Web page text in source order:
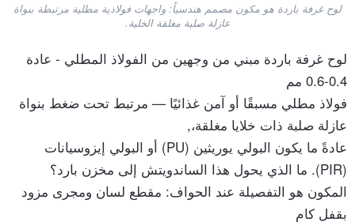
لوح غرفة باردة هو مكون مصمم هندسياً: واجهات فولاذية مطلية مرتبطة بنواة
عازلة صلبة مغلقة الخلية.
لوح غرفة باردة مبني من وجهين من الفولاذ المطلي - عادة
0.4-0.6 مم
فولاذ مطلي مسبقًا أو آمن غذائيًا — مرتبط تحت ضغط بنواة
عازلة صلبة ذات خلايا مغلقة،,
عادةً ما يكون البولي يوريثين (PU) أو البولي إيزوسيانات
(PIR). ما الذي يحول هذا الساندويتش إلى مخزن بارد؟
المكون هو التفصيلة عند الحواف: مقطع لسان ومجرى مزود
بقفل كام